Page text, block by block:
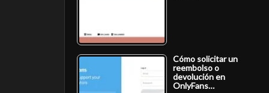
Cómo solicitar un
reembolso o
devolución en
OnlyFans…